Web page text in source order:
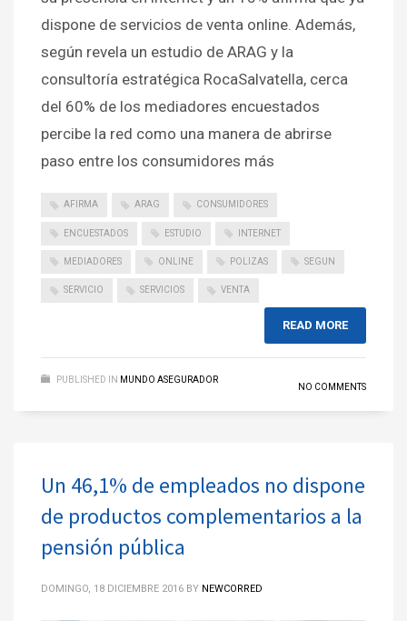
dispone de servicios de venta online. Además,
según revela un estudio de ARAG y la
consultoría estratégica RocaSalvatella, cerca
del 60% de los mediadores encuestados
percibe la red como una manera de abrirse
paso entre los consumidores más
AFIRMA ARAG CONSUMIDORES
ENCUESTADOS ESTUDIO INTERNET
MEDIADORES ONLINE POLIZAS SEGUN
SERVICIO SERVICIOS VENTA
READ MORE
PUBLISHED IN MUNDO ASEGURADOR
NO COMMENTS
Un 46,1% de empleados no dispone
de productos complementarios a la
pensión pública
DOMINGO, 18 DICIEMBRE 2016 BY NEWCORRED